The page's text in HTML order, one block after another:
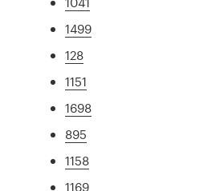
1499
128
1151
1698
895
1158
1169